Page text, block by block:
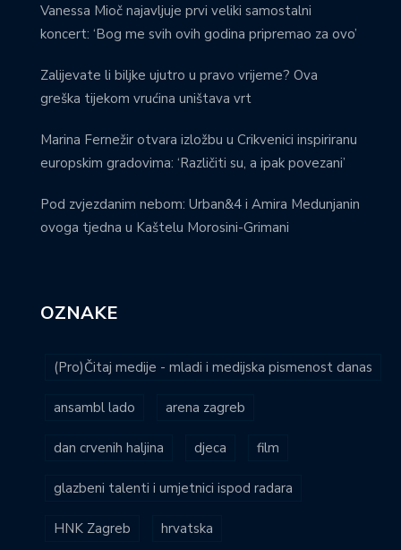
Vanessa Mioč najavljuje prvi veliki samostalni
koncert: ‘Bog me svih ovih godina pripremao za ovo’
Zalijevate li biljke ujutro u pravo vrijeme? Ova
greška tijekom vrućina uništava vrt
Marina Fernežir otvara izložbu u Crikvenici inspiriranu
europskim gradovima: ‘Različiti su, a ipak povezani’
Pod zvjezdanim nebom: Urban&4 i Amira Medunjanin
ovoga tjedna u Kaštelu Morosini-Grimani
OZNAKE
(Pro)Čitaj medije - mladi i medijska pismenost danas
ansambl lado arena zagreb
dan crvenih haljina djeca film
glazbeni talenti i umjetnici ispod radara
HNK Zagreb hrvatska